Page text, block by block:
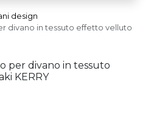
design
divano in tessuto effetto velluto
per divano in tessuto
KERRY